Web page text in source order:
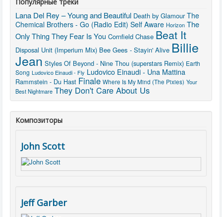
Lana Del Rey – Young and Beautiful Death by Glamour The
Chemical Brothers - Go (Radio Edit) Self Aware Horizon The
Only Thing They Fear Is You Cornfield Chase Beat It
Disposal Unit (Imperium Mix) Bee Gees - Stayin' Alive Billie
Jean Styles Of Beyond - Nine Thou (superstars Remix) Earth
Song Ludovico Einaudi - Fly Ludovico Einaudi - Una Mattina
Rammstein - Du Hast Finale Where Is My Mind (The Pixies) Your
Best Nightmare They Don't Care About Us
Композиторы
John Scott
Jeff Garber